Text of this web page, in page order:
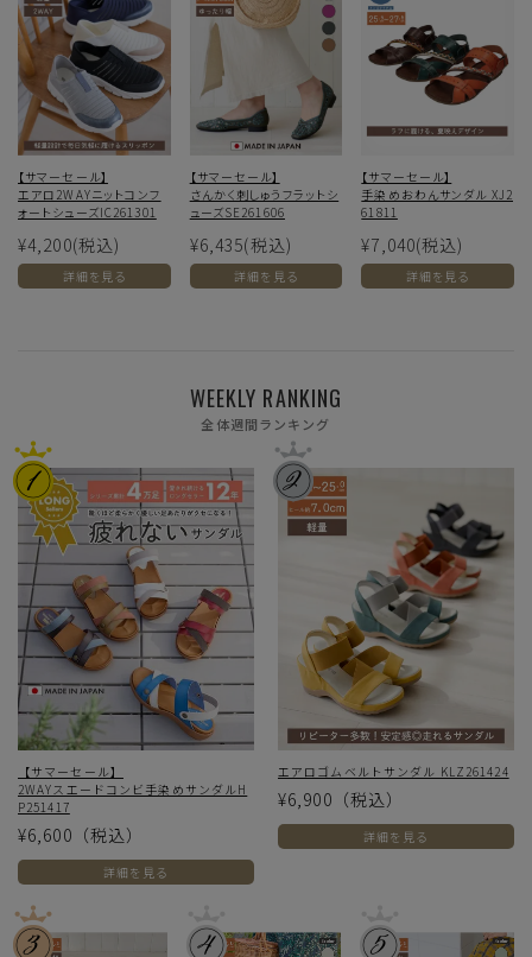
【サマーセール】
エアロ2WAYニットコンフ
ォートシューズIC261301
¥4,200(税込)
詳細を見る
【サマーセール】
さんかく刺しゅうフラットシ
ューズSE261606
¥6,435(税込)
詳細を見る
【サマーセール】
手染めおわんサンダル XJ2
61811
¥7,040(税込)
詳細を見る
WEEKLY RANKING
全体週間ランキング
【サマーセール】
2WAYスエードコンビ手染めサンダルH
P251417
¥6,600 （税込）
詳細を見る
エアロゴムベルトサンダル KLZ261424
¥6,900 （税込）
詳細を見る